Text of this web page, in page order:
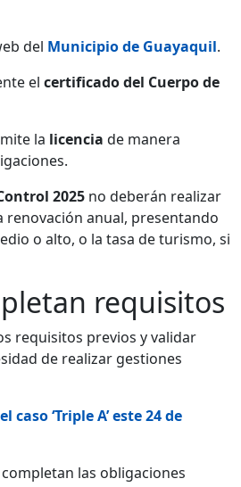
del Municipio de Guayaquil.
el certificado del Cuerpo de
la licencia de manera
2025 no deberán realizar
renovación anual, presentando
o alto, o la tasa de turismo, si
requisitos
requisitos previos y validar
de realizar gestiones
‘Triple A’ este 24 de
las obligaciones